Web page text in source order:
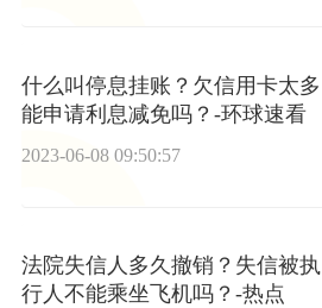
什么叫停息挂账？欠信用卡太多
能申请利息减免吗？-环球速看
2023-06-08 09:50:57
法院失信人多久撤销？失信被执
行人不能乘坐飞机吗？-热点